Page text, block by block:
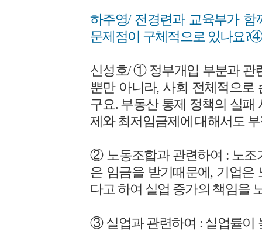
하주영/ 전경련과 교육부가
문제점이 구체적으로 있나요?④
신성호/ ① 정부개입 부분과 관
뿐만 아니라, 사회 전체적으로
구요. 부동산 통제 정책의 실패
제와 최저임금제에 대해서도
② 노동조합과 관련하여 : 노조
은 임금을 받기때문에, 기업은
다고 하여 실업 증가의 책임을
③ 실업과 관련하여 : 실업률이